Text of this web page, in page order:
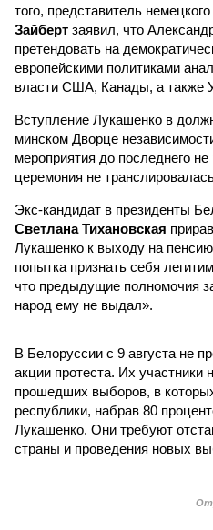
того, представитель
Зайберт заявил, что
претендовать на
европейскими политиками
власти США, Канады, а также
Вступление Лукашенко в
минском Дворце
мероприятия до последнего
церемония не
Экс-кандидат в президенты
Светлана Тихановская
Лукашенко к выходу на
попытка признать себя
что предыдущие полномочия
народ ему не выдал».
В Белоруссии с 9 августа не
акции протеста. Их участники
прошедших выборов, в
республики, набрав 80
Лукашенко. Они требуют
страны и проведения новых